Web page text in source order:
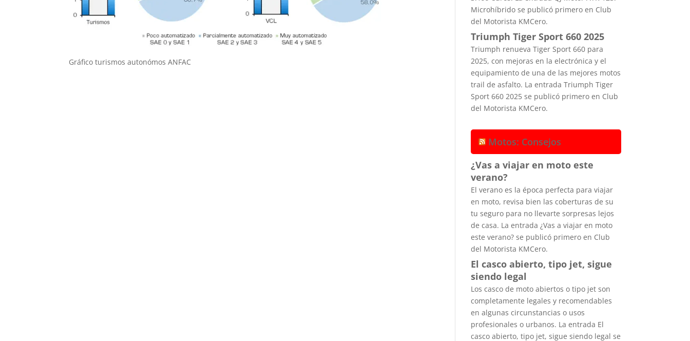
Gráfico turismos autonómos ANFAC
Microhíbrido se publicó primero en Club
del Motorista KMCero.
Triumph Tiger Sport 660 2025
Triumph renueva Tiger Sport 660 para
2025, con mejoras en la electrónica y el
equipamiento de una de las mejores motos
trail de asfalto. La entrada Triumph Tiger
Sport 660 2025 se publicó primero en Club
del Motorista KMCero.
Motos: Consejos
¿Vas a viajar en moto este
verano?
El verano es la época perfecta para viajar
en moto, revisa bien las coberturas de su
tu seguro para no llevarte sorpresas lejos
de casa. La entrada ¿Vas a viajar en moto
este verano? se publicó primero en Club
del Motorista KMCero.
El casco abierto, tipo jet, sigue
siendo legal
Los casco de moto abiertos o tipo jet son
completamente legales y recomendables
en algunas circunstancias o usos
profesionales o urbanos. La entrada El
casco abierto, tipo jet, sigue siendo legal se